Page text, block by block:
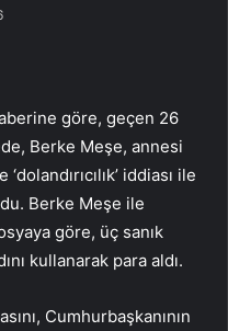
göre, geçen 26
Berke Meşe, annesi
iddiası ile
Berke Meşe ile
göre, üç sanık
kullanarak para aldı.
Cumhurbaşkanının